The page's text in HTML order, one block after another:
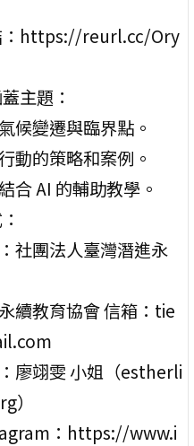
：https://reurl.cc/Ory
主題：
候變遷與臨界點。
動的策略和案例。
合 AI 的輔助教學。
社團法人臺灣潛進永
續教育協會 信箱：tie
廖翊雯 小姐（estherli
）
：https://www.i